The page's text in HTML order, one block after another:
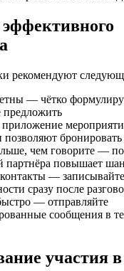
рекомендуют
— чётко
предложить
приложение
бронировать
чем говорите —
партнёра повышает
—
сразу после
— отправляйте
сообщения в
участия в